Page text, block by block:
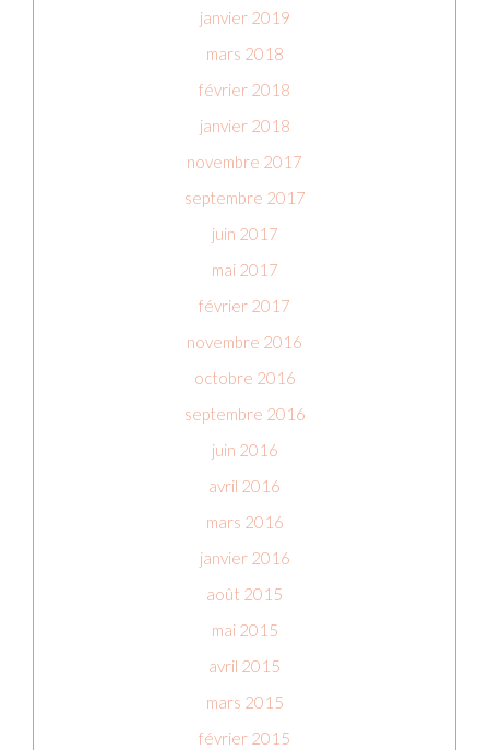
janvier 2019
mars 2018
février 2018
janvier 2018
novembre 2017
septembre 2017
juin 2017
mai 2017
février 2017
novembre 2016
octobre 2016
septembre 2016
juin 2016
avril 2016
mars 2016
janvier 2016
août 2015
mai 2015
avril 2015
mars 2015
février 2015